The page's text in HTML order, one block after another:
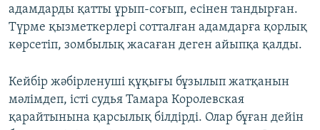
адамдарды қатты ұрып-соғып, есінен тандырған.
Түрме қызметкерлері сотталған адамдарға қорлық
көрсетіп, зомбылық жасаған деген айыпқа қалды.
Кейбір жәбірленуші құқығы бұзылып жатқанын
мәлімдеп, істі судья Тамара Королевская
қарайтынына қарсылық білдірді. Олар бұған дейін